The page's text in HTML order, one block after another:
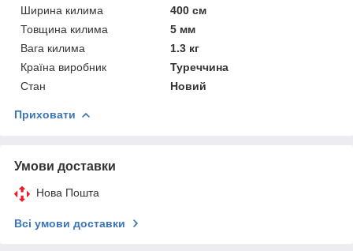
Ширина килима
400 см
Товщина килима
5 мм
Вага килима
1.3 кг
Країна виробник
Туреччина
Стан
Новий
Приховати
Умови доставки
Нова Пошта
Всі умови доставки